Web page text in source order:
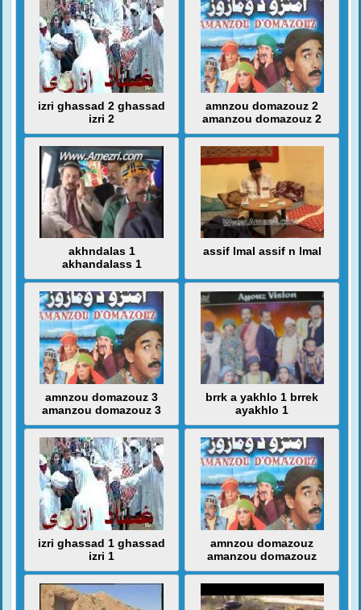
izri ghassad 2 ghassad
izri 2
amnzou domazouz 2
amanzou domazouz 2
akhndalas 1
akhandalass 1
assif lmal assif n lmal
amnzou domazouz 3
amanzou domazouz 3
brrk a yakhlo 1 brrek
ayakhlo 1
izri ghassad 1 ghassad
izri 1
amnzou domazouz
amanzou domazouz